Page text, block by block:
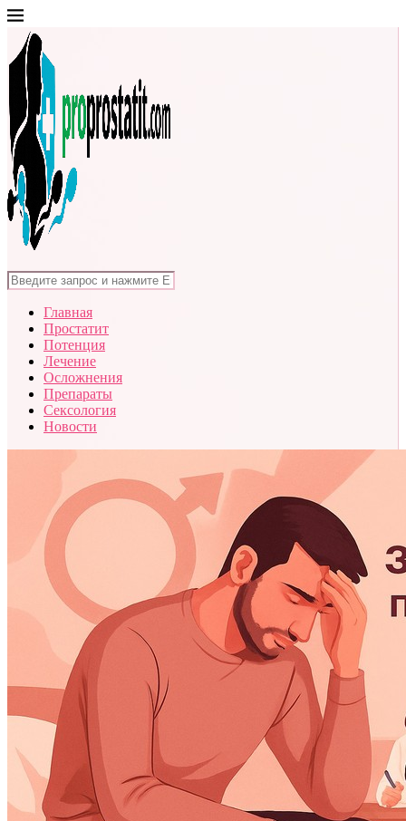
Главная
Простатит
Потенция
Лечение
Осложнения
Препараты
Сексология
Новости